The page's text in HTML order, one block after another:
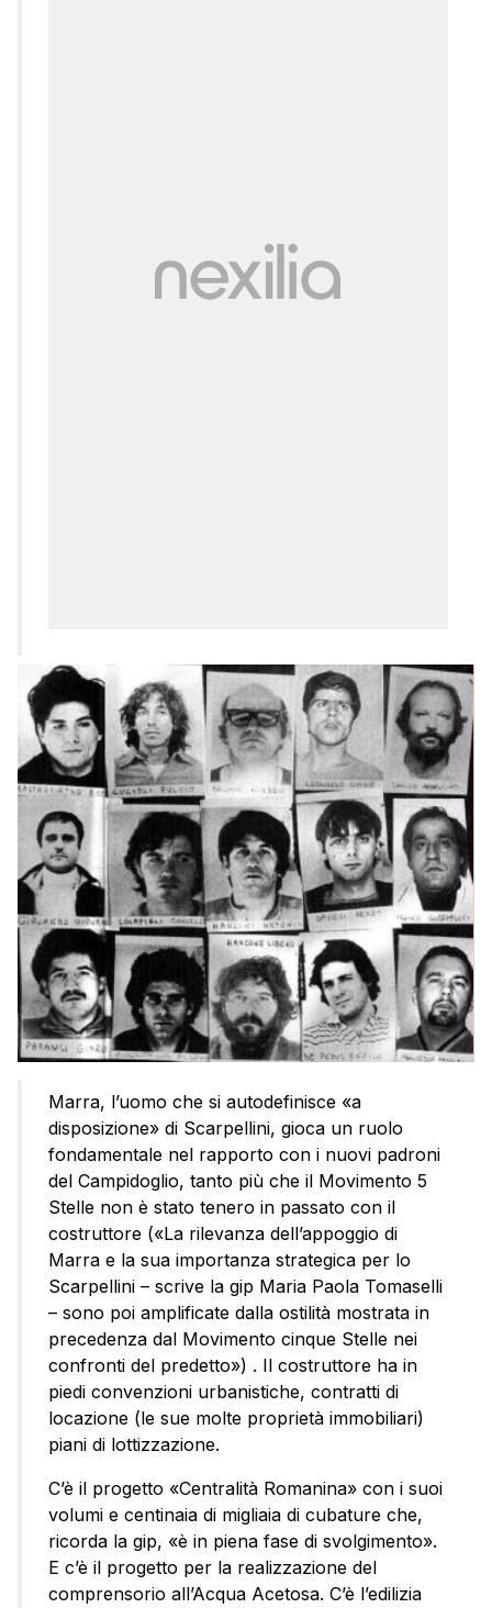
Marra, l’uomo che si autodefinisce «a
disposizione» di Scarpellini, gioca un ruolo
fondamentale nel rapporto con i nuovi padroni
del Campidoglio, tanto più che il Movimento 5
Stelle non è stato tenero in passato con il
costruttore («La rilevanza dell’appoggio di
Marra e la sua importanza strategica per lo
Scarpellini – scrive la gip Maria Paola Tomaselli
– sono poi amplificate dalla ostilità mostrata in
precedenza dal Movimento cinque Stelle nei
confronti del predetto») . Il costruttore ha in
piedi convenzioni urbanistiche, contratti di
locazione (le sue molte proprietà immobiliari)
piani di lottizzazione.
C’è il progetto «Centralità Romanina» con i suoi
volumi e centinaia di migliaia di cubature che,
ricorda la gip, «è in piena fase di svolgimento».
E c’è il progetto per la realizzazione del
comprensorio all’Acqua Acetosa. C’è l’edilizia